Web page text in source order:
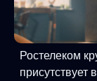
Ростелеком
присутствует